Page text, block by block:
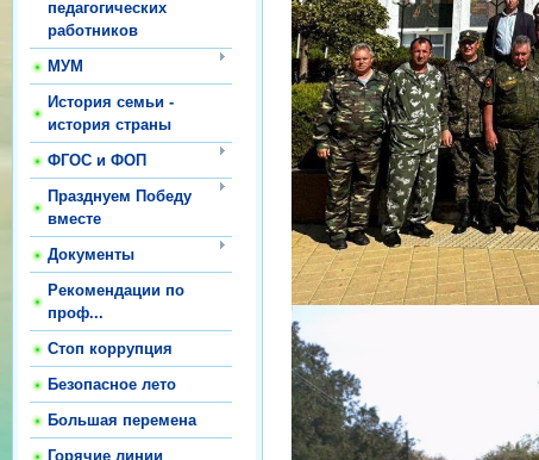
педагогических
работников
МУМ
История семьи -
история страны
ФГОС и ФОП
Празднуем Победу
вместе
Документы
Рекомендации по
проф...
Стоп коррупция
Безопасное лето
Большая перемена
Горячие линии